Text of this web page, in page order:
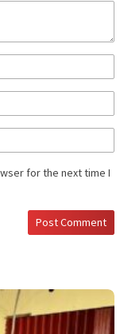
for the next time I